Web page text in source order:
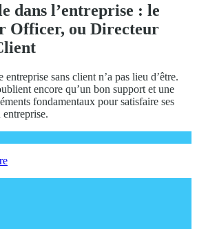
dans l’entreprise : le
Officer, ou Directeur
entreprise sans client n’a pas lieu d’être.
encore qu’un bon support et une
fondamentaux pour satisfaire ses